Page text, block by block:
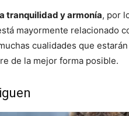
tranquilidad y armonía, por
mayormente relacionado
cualidades que
de la mejor forma posible.